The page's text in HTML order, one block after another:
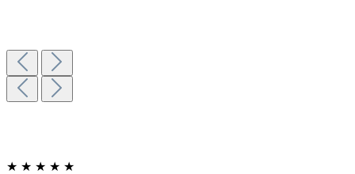
★ ★ ★ ★ ★